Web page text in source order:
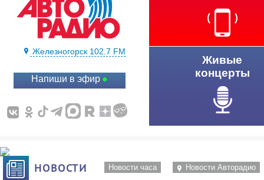
Железногорск 102.7 FM
Напиши в эфир
Живые
концерты
НОВОСТИ Новости часа Новости Авторадио